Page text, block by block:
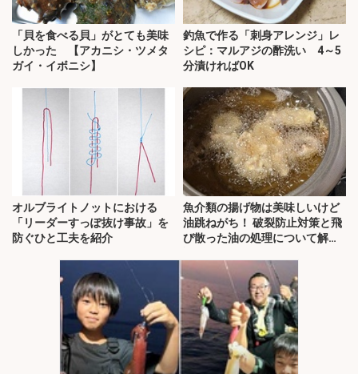
「貝を食べる貝」がとても美味
しかった 【アカニシ・ツメタ
ガイ・イボニシ】
釣魚で作る「刺身アレンジ」レ
シピ：マルアジの酢洗い 4～5
分漬ければOK
オルブライトノットにおける
「リーダーすっぽ抜け事故」を
防ぐひと工夫を紹介
魚介類の揚げ物は美味しいけど
油跳ねがち！ 破裂防止対策と飛
び散った油の処理について解